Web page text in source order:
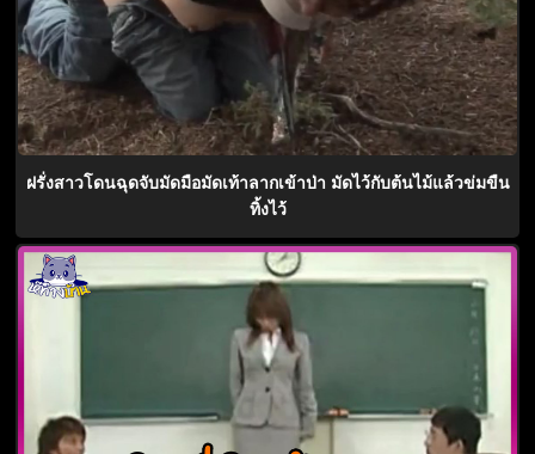
ฝรั่งสาวโดนฉุดจับมัดมือมัดเท้าลากเข้าป่า มัดไว้กับต้นไม้แล้วข่มขืน
ทิ้งไว้